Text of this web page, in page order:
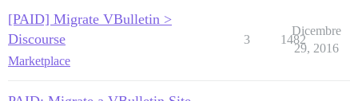
[PAID] Migrate VBulletin >
Discourse
Marketplace
3 1482
Dicembre
29, 2016